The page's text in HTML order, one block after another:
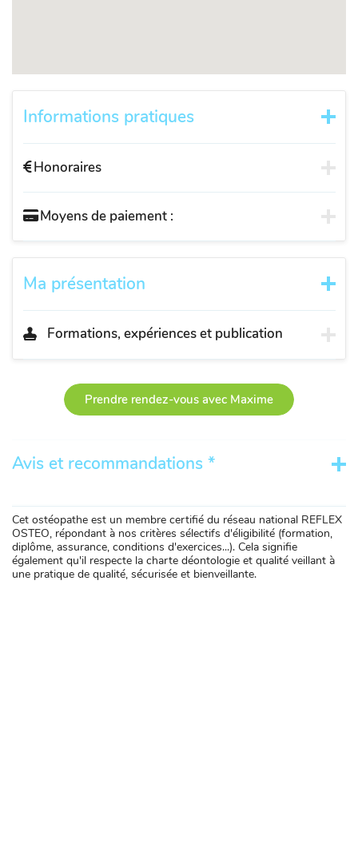
Informations pratiques
Honoraires
Moyens de paiement :
Ma présentation
Formations, expériences et publication
Prendre rendez-vous avec Maxime
Avis et recommandations *
Cet ostéopathe est un membre certifié du réseau national REFLEX
OSTEO, répondant à nos critères sélectifs d'éligibilité (formation,
diplôme, assurance, conditions d'exercices...). Cela signifie
également qu'il respecte la charte déontologie et qualité veillant à
une pratique de qualité, sécurisée et bienveillante.